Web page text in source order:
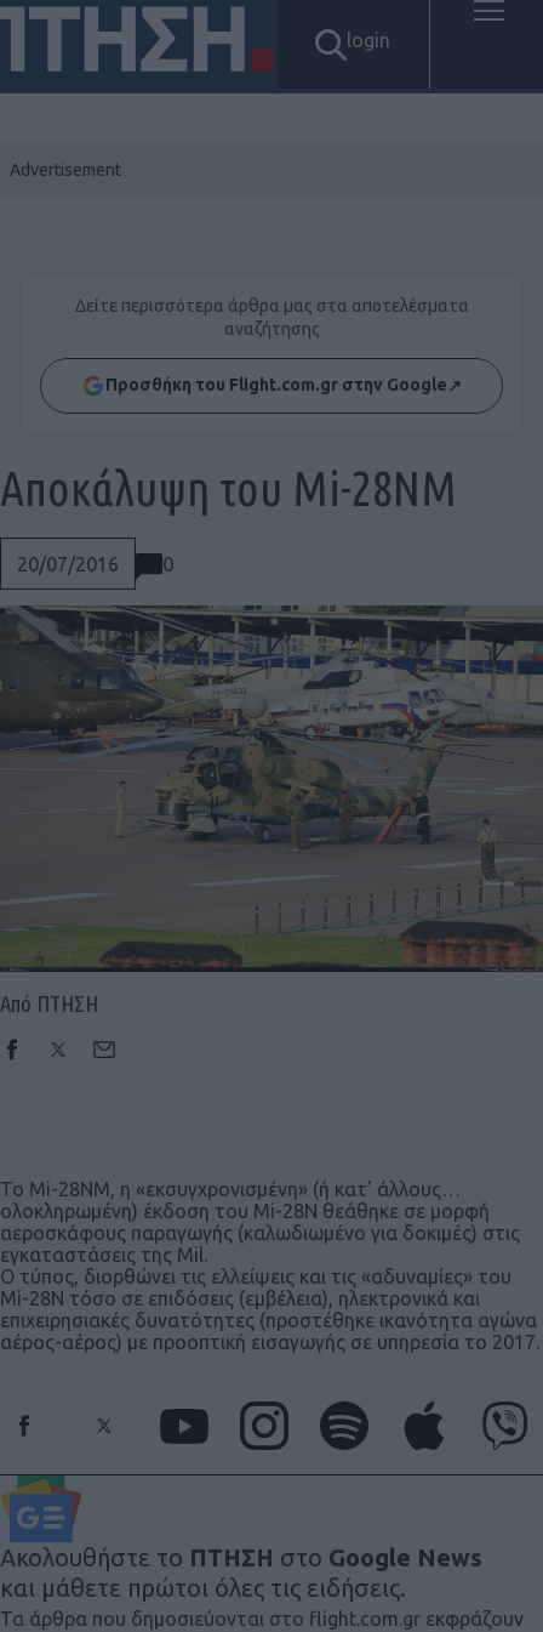
login
Δείτε περισσότερα άρθρα μας στα αποτελέσματα
αναζήτησης
Προσθήκη του Flight.com.gr στην Google↗
20/07/2016 0
Αποκάλυψη του Mi-28NM
Από ΠΤΗΣΗ
Το Mi-28NM, η «εκσυγχρονισμένη» (ή κατ’ άλλους…
ολοκληρωμένη) έκδοση του Mi-28N θεάθηκε σε μορφή
αεροσκάφους παραγωγής (καλωδιωμένο για δοκιμές) στις
εγκαταστάσεις της Mil.
Ο τύπος, διορθώνει τις ελλείψεις και τις «αδυναμίες» του
Mi-28N τόσο σε επιδόσεις (εμβέλεια), ηλεκτρονικά και
επιχειρησιακές δυνατότητες (προστέθηκε ικανότητα αγώνα
αέρος-αέρος) με προοπτική εισαγωγής σε υπηρεσία το 2017.
Ακολουθήστε το ΠΤΗΣΗ στο Google News
και μάθετε πρώτοι όλες τις ειδήσεις.
Τα άρθρα που δημοσιεύονται στο flight.com.gr εκφράζουν